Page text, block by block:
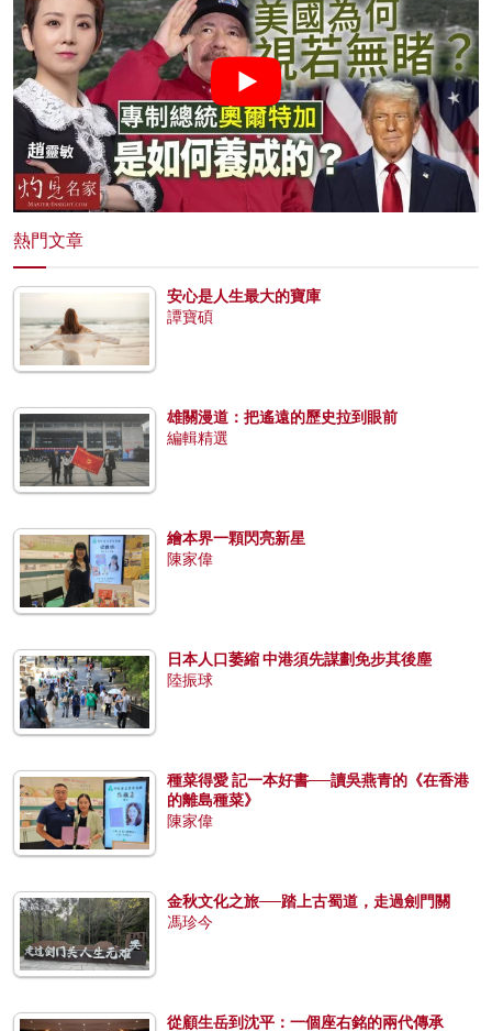
熱門文章
安心是人生最大的寶庫
譚寶碩
雄關漫道：把遙遠的歷史拉到眼前
編輯精選
繪本界一顆閃亮新星
陳家偉
日本人口萎縮 中港須先謀劃免步其後塵
陸振球
種菜得愛 記一本好書──讀吳燕青的《在香港
的離島種菜》
陳家偉
金秋文化之旅──踏上古蜀道，走過劍門關
馮珍今
從顧生岳到沈平：一個座右銘的兩代傳承